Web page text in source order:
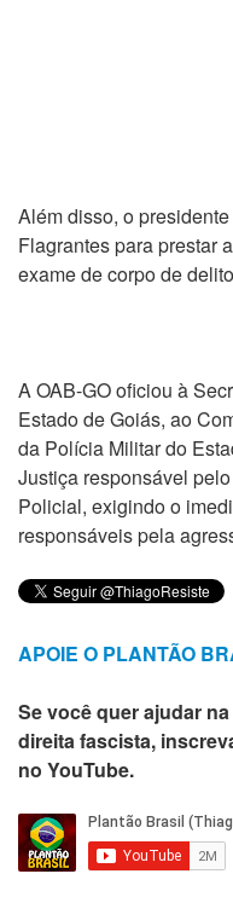
Além disso, o
Flagrantes para prestar
exame de corpo de
A OAB-GO oficiou à
Estado de Goiás, ao
da Polícia Militar do
Justiça responsável
Policial, exigindo o
responsáveis pela
APOIE O PLANTÃO
Se você quer ajudar
direita fascista,
no YouTube.